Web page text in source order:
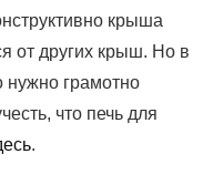
крыша
от других крыш. Но в
нужно грамотно
что печь для
.